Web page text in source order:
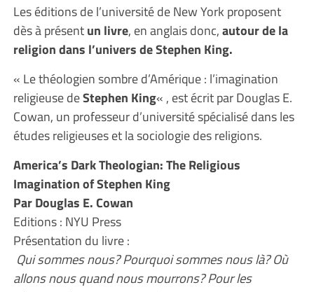
Les éditions de l’université de New York proposent
dès à présentun livre, en anglais donc,autour de la
religion dans l’univers de Stephen King.
« Le théologien sombre d’Amérique : l’imagination
religieuse deStephen King« , est écrit par Douglas E.
Cowan, un professeur d’université spécialisé dans les
études religieuses et la sociologie des religions.
America’s Dark Theologian: The Religious
Imagination of Stephen King
Par Douglas E. Cowan
Editions : NYU Press
Présentation du livre :
Qui sommes nous? Pourquoi sommes nous là? Où
allons nous quand nous mourrons? Pour les